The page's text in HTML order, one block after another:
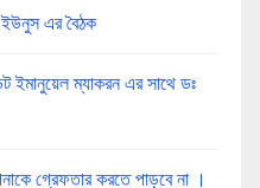
ইউনুস এর বৈঠক
ইমানুয়েল ম্যাকরন এর সাথে ডঃ
গ্রেফতার করতে পাড়বে না ।